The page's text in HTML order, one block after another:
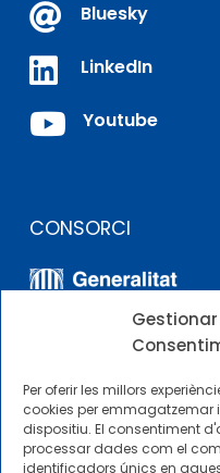
Gestionar
Per oferir les millors
cookies per
dispositiu. El consentiment
processar dades com el
identificadors únics en
 Bluesky
 LinkedIn
 Youtube
CONSORCI
ALTRES ENLLAÇOS